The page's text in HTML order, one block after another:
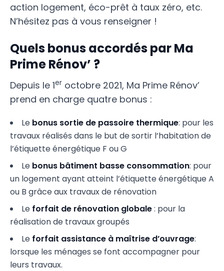
action logement, éco-prêt à taux zéro, etc.
N’hésitez pas à vous renseigner !
Quels bonus accordés par Ma
Prime Rénov’ ?
Depuis le 1er octobre 2021, Ma Prime Rénov’
prend en charge quatre bonus :
Le bonus sortie de passoire thermique: pour les
travaux réalisés dans le but de sortir l’habitation de
l’étiquette énergétique F ou G
Le bonus bâtiment basse consommation: pour
un logement ayant atteint l’étiquette énergétique A
ou B grâce aux travaux de rénovation
Le forfait de rénovation globale: pour la
réalisation de travaux groupés
Le forfait assistance à maîtrise d’ouvrage:
lorsque les ménages se font accompagner pour
leurs travaux.